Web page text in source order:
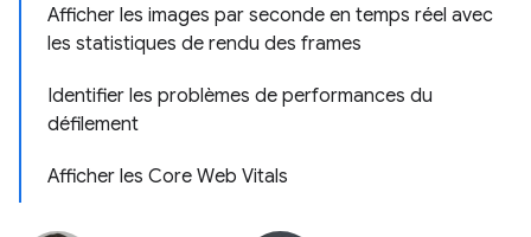
Afficher les images par seconde en temps réel avec
les statistiques de rendu des frames
Identifier les problèmes de performances du
défilement
Afficher les Core Web Vitals